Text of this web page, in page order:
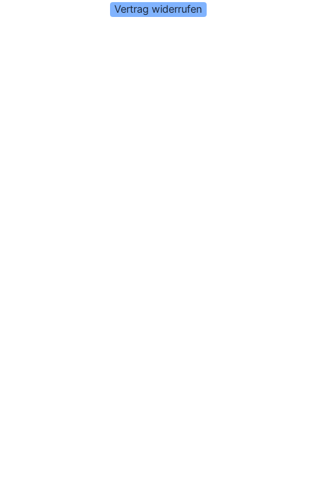
Vertrag widerrufen